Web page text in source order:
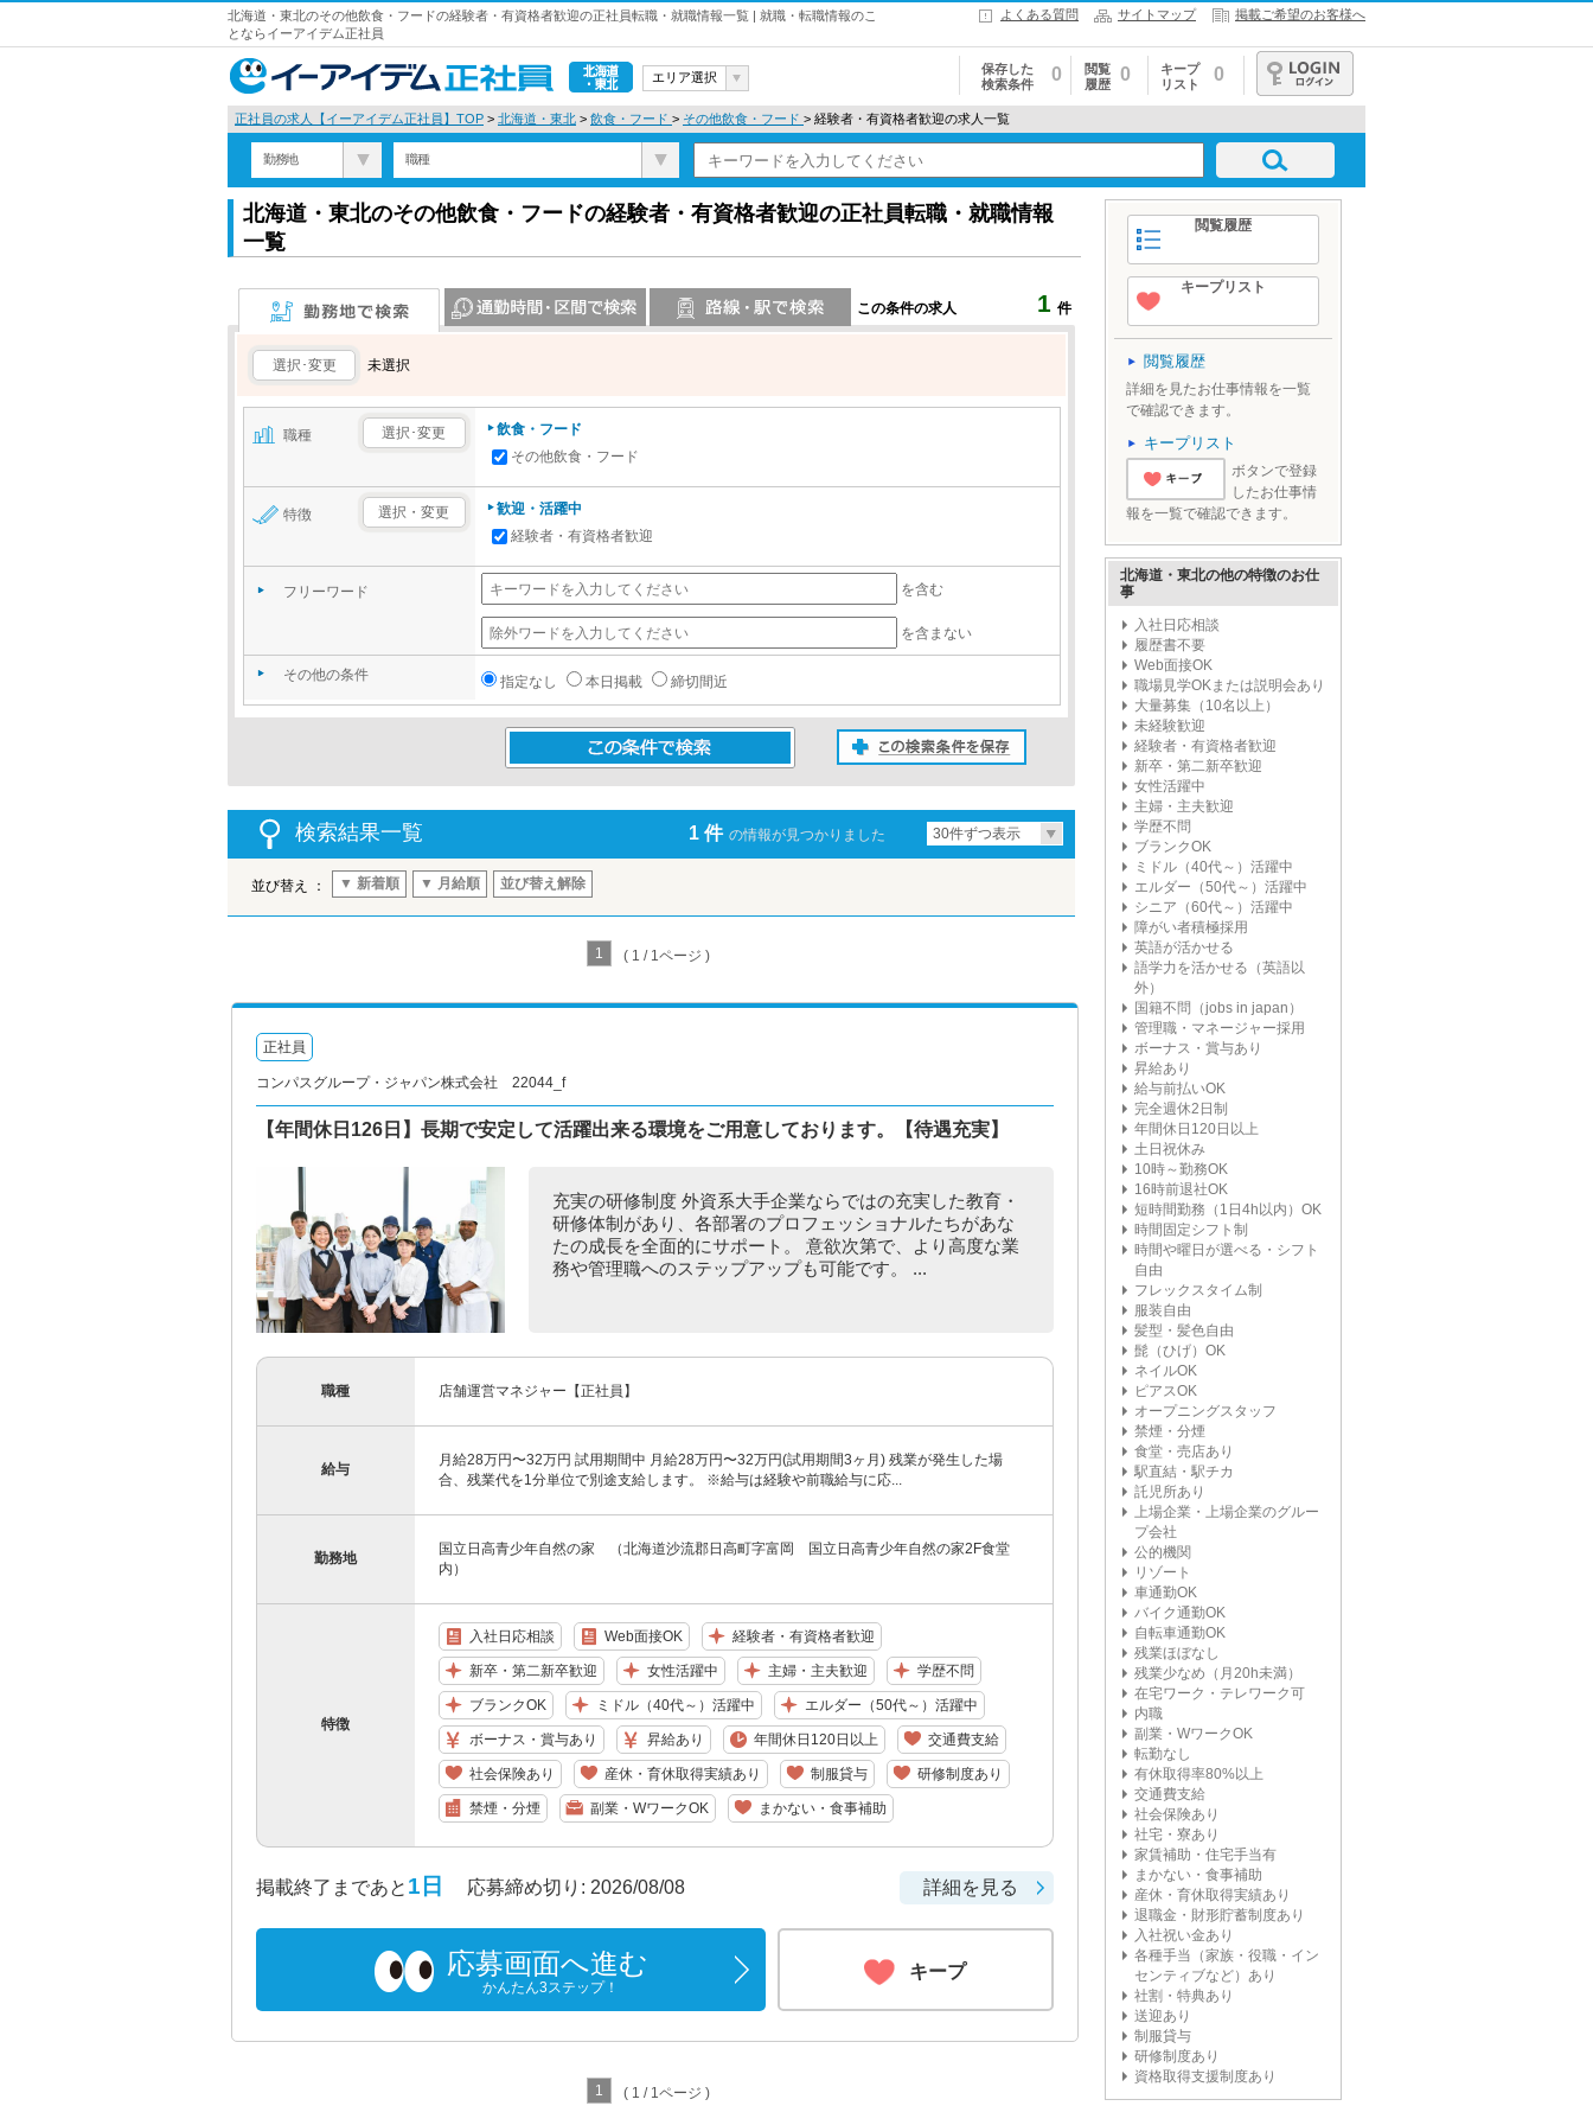
北海道・東北のその他飲食・フードの経験者・有資格者歓迎の正社員転職・就職情報一覧 | 就職・転職情報のこ
とならイーアイデム正社員
よくある質問 サイトマップ 掲載ご希望のお客様へ
北海道・東
北
エリア選択
保存した
検索条件
0
閲覧
履歴
0
キープ
リスト
0
ログイン
正社員の求人【イーアイデム正社員】TOP > 北海道・東北 > 飲食・フード > その他飲食・フード > 経験者・有資格者歓迎の求人一覧
勤務地 職種
北海道・東北のその他飲食・フードの経験者・有資格者歓迎の正社員転職・就職情報
一覧
この条件の求人 1 件
選択･変更
未選択
職種 選択･変更
飲食・フード
その他飲食・フード
特徴 選択・変更
歓迎・活躍中
経験者・有資格者歓迎
フリーワード を含む
を含まない
その他の条件 指定なし 本日掲載 締切間近
検索結果一覧 1 件 の情報が見つかりました 30件ずつ表示
並び替え ： ▼ 新着順 ▼ 月給順 並び替え解除
1 ( 1 / 1ページ )
正社員
コンパスグループ・ジャパン株式会社 22044_f
【年間休日126日】長期で安定して活躍出来る環境をご用意しております。【待遇充実】
充実の研修制度 外資系大手企業ならではの充実した教育・
研修体制があり、各部署のプロフェッショナルたちがあな
たの成長を全面的にサポート。 意欲次第で、より高度な業
務や管理職へのステップアップも可能です。 ...
職種 店舗運営マネジャー【正社員】
給与
月給28万円〜32万円 試用期間中 月給28万円〜32万円(試用期間3ヶ月) 残業が発生した場
合、残業代を1分単位で別途支給します。 ※給与は経験や前職給与に応...
勤務地
国立日高青少年自然の家 （北海道沙流郡日高町字富岡 国立日高青少年自然の家2F食堂
内）
特徴
入社日応相談 Web面接OK 経験者・有資格者歓迎
新卒・第二新卒歓迎 女性活躍中 主婦・主夫歓迎 学歴不問
ブランクOK ミドル（40代～）活躍中 エルダー（50代～）活躍中
ボーナス・賞与あり 昇給あり 年間休日120日以上 交通費支給
社会保険あり 産休・育休取得実績あり 制服貸与 研修制度あり
禁煙・分煙 副業・WワークOK まかない・食事補助
掲載終了まであと 1日 応募締め切り: 2026/08/08 詳細を見る
応募画面へ進む
かんたん3ステップ！
キープ
1 ( 1 / 1ページ )
閲覧履歴
キープリスト
閲覧履歴
詳細を見たお仕事情報を一覧
で確認できます。
キープリスト
'とりあえずキ
ボタンで登録
したお仕事情
報を一覧で確認できます。
北海道・東北の他の特徴のお仕
事
入社日応相談
履歴書不要
Web面接OK
職場見学OKまたは説明会あり
大量募集（10名以上）
未経験歓迎
経験者・有資格者歓迎
新卒・第二新卒歓迎
女性活躍中
主婦・主夫歓迎
学歴不問
ブランクOK
ミドル（40代～）活躍中
エルダー（50代～）活躍中
シニア（60代～）活躍中
障がい者積極採用
英語が活かせる
語学力を活かせる（英語以
外）
国籍不問（jobs in japan）
管理職・マネージャー採用
ボーナス・賞与あり
昇給あり
給与前払いOK
完全週休2日制
年間休日120日以上
土日祝休み
10時～勤務OK
16時前退社OK
短時間勤務（1日4h以内）OK
時間固定シフト制
時間や曜日が選べる・シフト
自由
フレックスタイム制
服装自由
髪型・髪色自由
髭（ひげ）OK
ネイルOK
ピアスOK
オープニングスタッフ
禁煙・分煙
食堂・売店あり
駅直結・駅チカ
託児所あり
上場企業・上場企業のグルー
プ会社
公的機関
リゾート
車通勤OK
バイク通勤OK
自転車通勤OK
残業ほぼなし
残業少なめ（月20h未満）
在宅ワーク・テレワーク可
内職
副業・WワークOK
転勤なし
有休取得率80%以上
交通費支給
社会保険あり
社宅・寮あり
家賃補助・住宅手当有
まかない・食事補助
産休・育休取得実績あり
退職金・財形貯蓄制度あり
入社祝い金あり
各種手当（家族・役職・イン
センティブなど）あり
社割・特典あり
送迎あり
制服貸与
研修制度あり
資格取得支援制度あり